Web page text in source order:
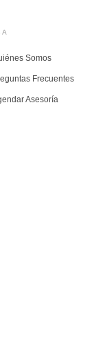
Somos
Frecuentes
Asesoría